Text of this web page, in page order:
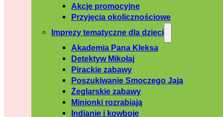
Akcje promocyjne
Przyjęcia okolicznościowe
Imprezy tematyczne dla dzieci
Akademia Pana Kleksa
Detektyw Mikołaj
Pirackie zabawy
Poszukiwanie Smoczego Jaja
Żeglarskie zabawy
Minionki rozrabiają
Indianie i kowboje